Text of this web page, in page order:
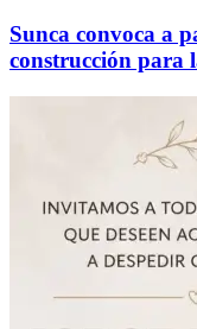
Sunca convoca a
construcción para